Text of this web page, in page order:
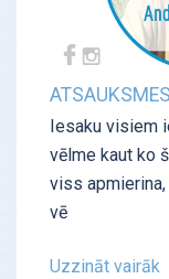
Iesaku visiem
vēlme kaut ko
viss
vē
Uzzināt vairāk